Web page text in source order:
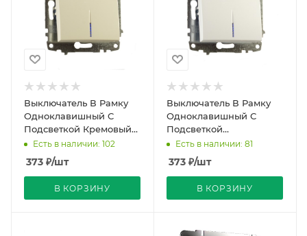
Выключатель В Рамку
Одноклавишный С
Подсветкой Кремовый
IP20 10А 250В Zena Vega
Есть в наличии: 102
373 ₽/шт
В КОРЗИНУ
Выключатель В Рамку
Одноклавишный С
Подсветкой
Белоснежный IP20 10А
250В Zena Vega El-BI
Есть в наличии: 81
373 ₽/шт
В КОРЗИНУ